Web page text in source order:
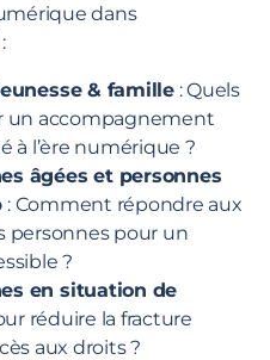
dans
& famille: Quels
un accompagnement
à l’ère numérique ?
âgées et personnes
: Comment répondre aux
personnes pour un
?
en situation de
réduire la fracture
aux droits ?